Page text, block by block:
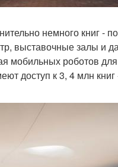
немного книг -
выставочные залы и
роботов для
доступ к 3, 4 млн